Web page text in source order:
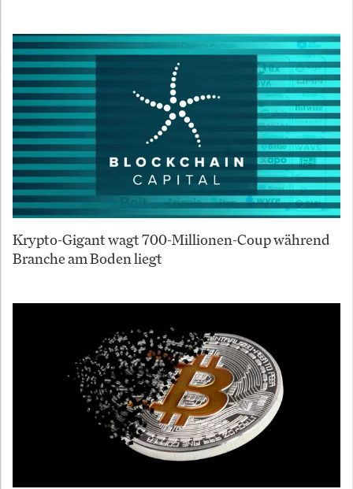
Krypto-Gigant wagt 700-Millionen-Coup während
Branche am Boden liegt